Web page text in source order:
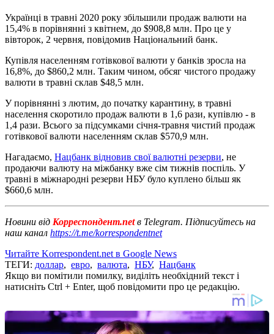
Українці в травні 2020 року збільшили продаж валюти на
15,4% в порівнянні з квітнем, до $908,8 млн. Про це у
вівторок, 2 червня, повідомив Національний банк.
Купівля населенням готівкової валюти у банків зросла на
16,8%, до $860,2 млн. Таким чином, обсяг чистого продажу
валюти в травні склав $48,5 млн.
У порівнянні з лютим, до початку карантину, в травні
населення скоротило продаж валюти в 1,6 рази, купівлю - в
1,4 рази. Всього за підсумками січня-травня чистий продаж
готівкової валюти населенням склав $570,9 млн.
Нагадаємо, Нацбанк відновив свої валютні резерви, не
продаючи валюту на міжбанку вже сім тижнів поспіль. У
травні в міжнародні резерви НБУ було куплено більш як
$660,6 млн.
Новини від Корреспондент.netв Telegram. Підписуйтесь на
наш канал https://t.me/korrespondentnet
Читайте Korrespondent.net в Google News
ТЕГИ: доллар, евро, валюта, НБУ, Нацбанк
Якщо ви помітили помилку, виділіть необхідний текст і
натисніть Ctrl + Enter, щоб повідомити про це редакцію.